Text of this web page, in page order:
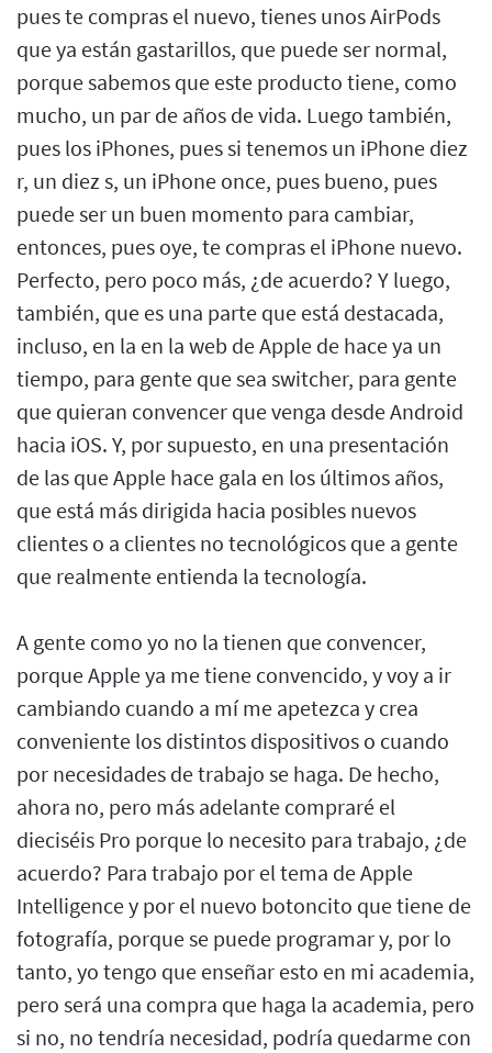
pues te compras el nuevo, tienes unos AirPods
que ya están gastarillos, que puede ser normal,
porque sabemos que este producto tiene, como
mucho, un par de años de vida. Luego también,
pues los iPhones, pues si tenemos un iPhone diez
r, un diez s, un iPhone once, pues bueno, pues
puede ser un buen momento para cambiar,
entonces, pues oye, te compras el iPhone nuevo.
Perfecto, pero poco más, ¿de acuerdo? Y luego,
también, que es una parte que está destacada,
incluso, en la en la web de Apple de hace ya un
tiempo, para gente que sea switcher, para gente
que quieran convencer que venga desde Android
hacia iOS. Y, por supuesto, en una presentación
de las que Apple hace gala en los últimos años,
que está más dirigida hacia posibles nuevos
clientes o a clientes no tecnológicos que a gente
que realmente entienda la tecnología.
A gente como yo no la tienen que convencer,
porque Apple ya me tiene convencido, y voy a ir
cambiando cuando a mí me apetezca y crea
conveniente los distintos dispositivos o cuando
por necesidades de trabajo se haga. De hecho,
ahora no, pero más adelante compraré el
dieciséis Pro porque lo necesito para trabajo, ¿de
acuerdo? Para trabajo por el tema de Apple
Intelligence y por el nuevo botoncito que tiene de
fotografía, porque se puede programar y, por lo
tanto, yo tengo que enseñar esto en mi academia,
pero será una compra que haga la academia, pero
si no, no tendría necesidad, podría quedarme con